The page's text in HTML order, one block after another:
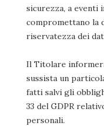
sicurezza, a
compromettano la
riservatezza dei
Il Titolare
sussista un
fatti salvi gli
33 del GDPR
personali.